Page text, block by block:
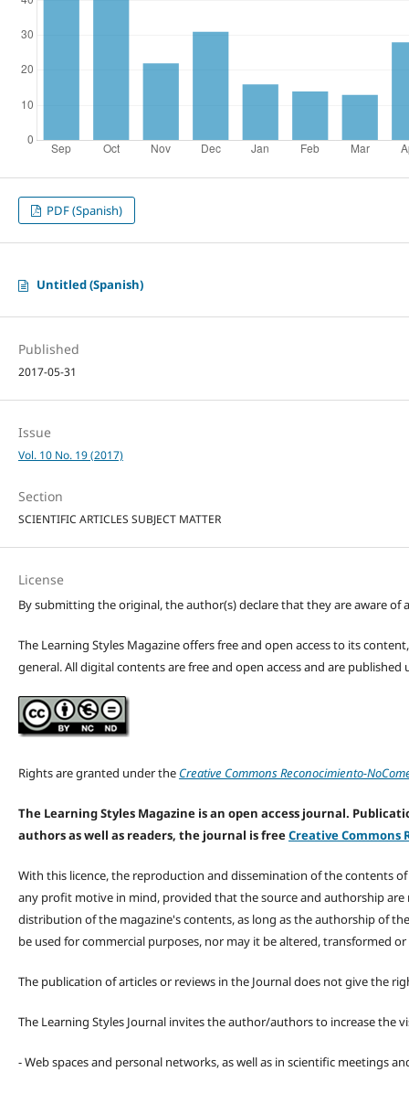
PDF (Spanish)
Untitled (Spanish)
Published
2017-05-31
Issue
Vol. 10 No. 19 (2017)
Section
SCIENTIFIC ARTICLES SUBJECT MATTER
License
By submitting the original, the author(s) declare that they are aware of
The Learning Styles Magazine offers free and open access to its
general. All digital contents are free and open access and are published
Rights are granted under the Creative Commons Reconocimiento-
The Learning Styles Magazine is an open access journal.
authors as well as readers, the journal is freeCreative Commons
With this licence, the reproduction and dissemination of the contents
any profit motive in mind, provided that the source and authorship
distribution of the magazine's contents, as long as the authorship of
be used for commercial purposes, nor may it be altered, transformed
The publication of articles or reviews in the Journal does not give the
The Learning Styles Journal invites the author/authors to increase the
- Web spaces and personal networks, as well as in scientific meetings